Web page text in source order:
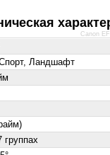
Ландшафт
группах
Canon